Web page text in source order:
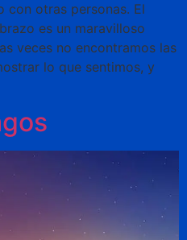
otras personas. El
es un maravilloso
veces no encontramos las
lo que sentimos, y